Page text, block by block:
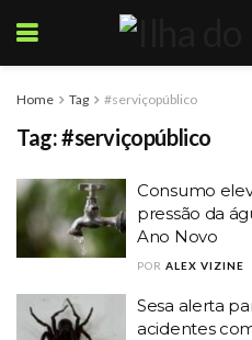
Home Tag #serviçopúblico
Tag:#serviçopúblico
Consumo
pressão da
Ano Novo
POR ALEX VIZINE
Sesa alerta
acidentes